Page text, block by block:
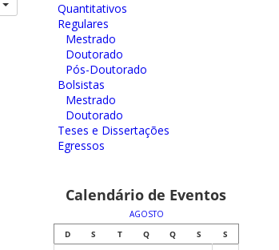
Quantitativos
Regulares
Mestrado
Doutorado
Pós-Doutorado
Bolsistas
Mestrado
Doutorado
Teses e Dissertações
Egressos
Calendário de Eventos
AGOSTO
D
S T Q Q S S